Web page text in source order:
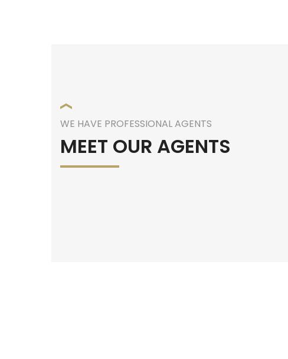
WE HAVE PROFESSIONAL AGENTS
MEET OUR AGENTS